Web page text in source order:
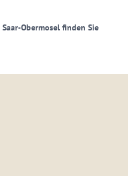
Obermosel finden Sie